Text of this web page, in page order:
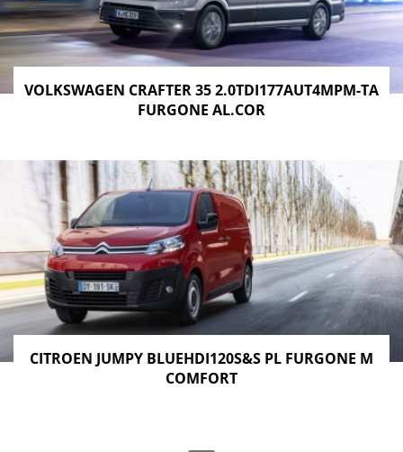
VOLKSWAGEN CRAFTER 35 2.0TDI177AUT4MPM-TA
FURGONE AL.COR
CITROEN JUMPY BLUEHDI120S&S PL FURGONE M
COMFORT